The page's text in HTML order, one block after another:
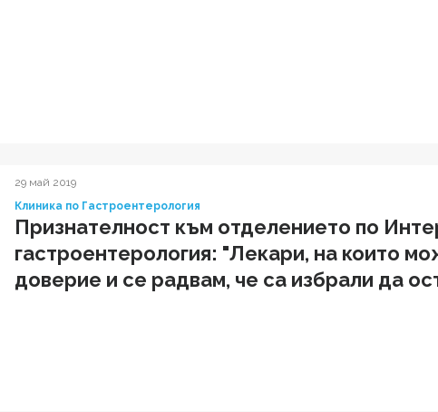
29 май 2019
Клиника по Гастроентерология
Признателност към отделението по
гастроентерология: "Лекари, на които
доверие и се радвам, че са избрали да